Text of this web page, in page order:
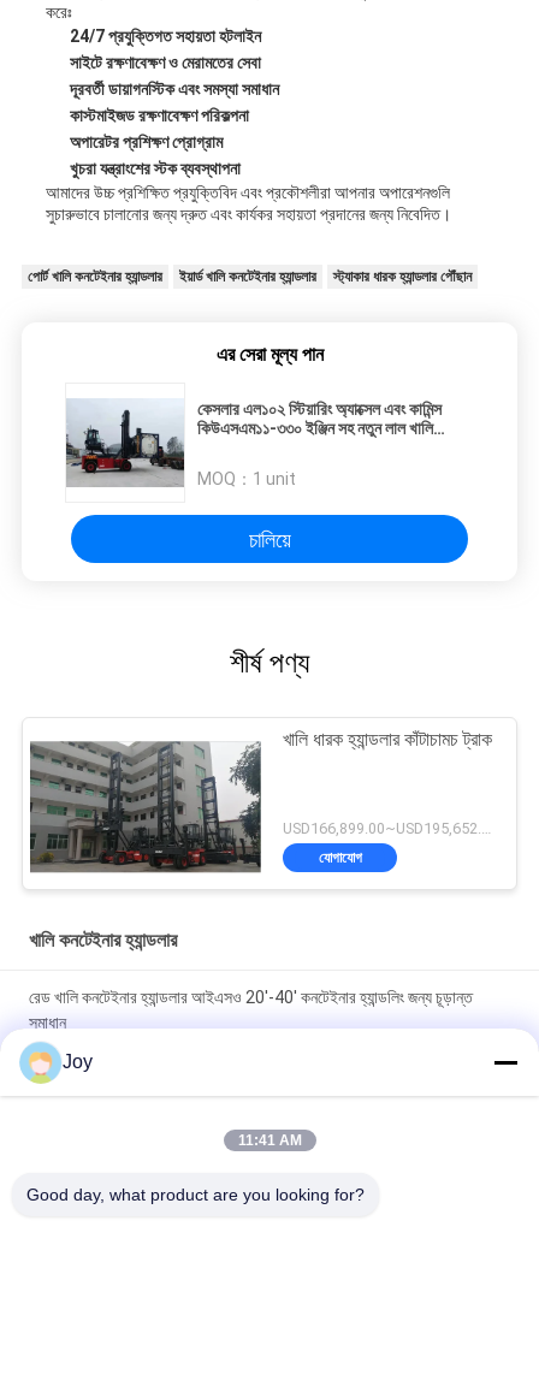
করেঃ
24/7 প্রযুক্তিগত সহায়তা হটলাইন
সাইটে রক্ষণাবেক্ষণ ও মেরামতের সেবা
দূরবর্তী ডায়াগনস্টিক এবং সমস্যা সমাধান
কাস্টমাইজড রক্ষণাবেক্ষণ পরিকল্পনা
অপারেটর প্রশিক্ষণ প্রোগ্রাম
খুচরা যন্ত্রাংশের স্টক ব্যবস্থাপনা
আমাদের উচ্চ প্রশিক্ষিত প্রযুক্তিবিদ এবং প্রকৌশলীরা আপনার অপারেশনগুলি
সুচারুভাবে চালানোর জন্য দ্রুত এবং কার্যকর সহায়তা প্রদানের জন্য নিবেদিত।
পোর্ট খালি কনটেইনার হ্যান্ডলার ইয়ার্ড খালি কনটেইনার হ্যান্ডলার স্ট্যাকার ধারক হ্যান্ডলার পৌঁছান
এর সেরা মূল্য পান
কেসলার এল১০২ স্টিয়ারিং অ্যাক্সেল এবং কামিন্স
কিউএসএম১১-৩৩০ ইঞ্জিন সহ নতুন লাল খালি
MOQ： 1 unit
চালিয়ে
শীর্ষ পণ্য
খালি ধারক হ্যান্ডলার কাঁটাচামচ ট্রাক
USD166,899.00~USD195,652.00 / unit MOQ:1 একক
যোগাযোগ
খালি কনটেইনার হ্যান্ডলার
রেড খালি কনটেইনার হ্যান্ডলার আইএসও 20'-40' কনটেইনার হ্যান্ডলিং জন্য চূড়ান্ত
সমাধান
Kessler D102PL341 ড্রাইভ অক্ষ খালি কনটেইনার হ্যান্ডলার আনলোডিং জন্য
71400 কেজি সেবা ওজন
Joy
11:41 AM
Good day, what product are you looking for?